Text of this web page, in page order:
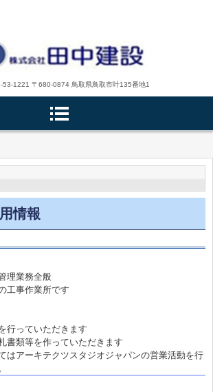
53-1221 〒680-0874 鳥取県鳥取市叶135番地1
情報
理業務全般
工事作業所です
行っていただきます
書類等を作っていただきます
はアーキテクツスタジオジャパンの営業活動を行